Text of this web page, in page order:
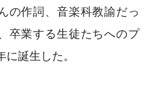
の作詞、音楽科教諭だっ
卒業する生徒たちへのプ
誕生した。